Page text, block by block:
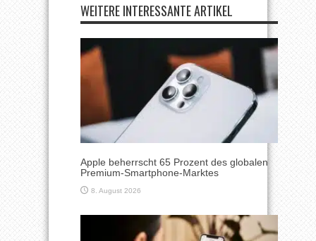
WEITERE INTERESSANTE ARTIKEL
Apple beherrscht 65 Prozent des globalen
Premium-Smartphone-Marktes
8. August 2026